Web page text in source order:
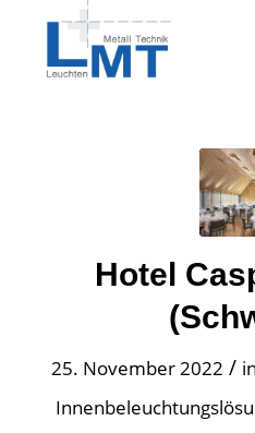
Hotel
25. November 2022 /